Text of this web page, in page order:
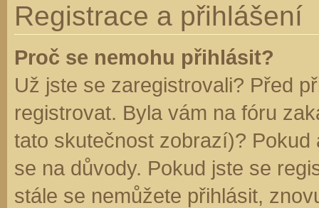
Registrace a přihlášení
Proč se nemohu přihlásit?
Už jste se zaregistrovali? Před
registrovat. Byla vám na fóru
tato skutečnost zobrazí)?
se na důvody. Pokud jste se
stále se nemůžete přihlásit,